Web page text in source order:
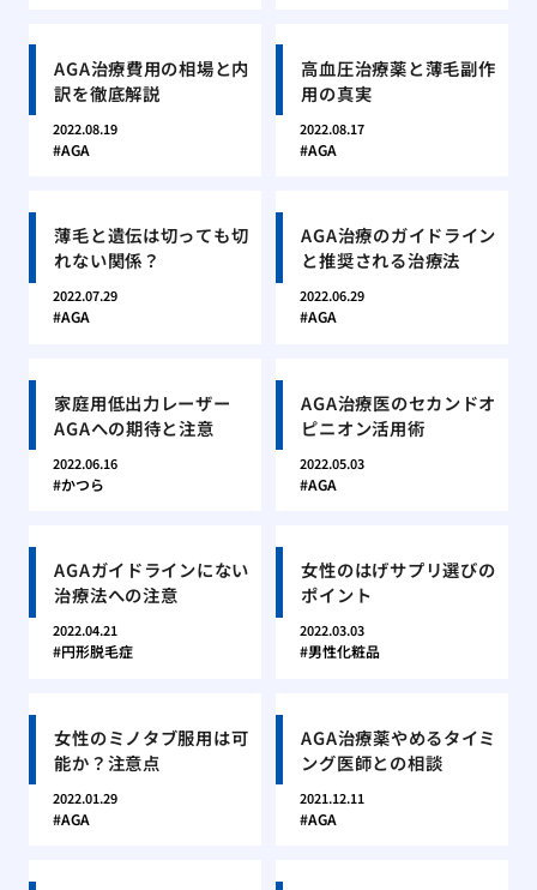
AGA治療費用の相場と内
訳を徹底解説
2022.08.19
AGA
高血圧治療薬と薄毛副作
用の真実
2022.08.17
AGA
薄毛と遺伝は切っても切
れない関係？
2022.07.29
AGA
AGA治療のガイドライン
と推奨される治療法
2022.06.29
AGA
家庭用低出力レーザー
AGAへの期待と注意
2022.06.16
かつら
AGA治療医のセカンドオ
ピニオン活用術
2022.05.03
AGA
AGAガイドラインにない
治療法への注意
2022.04.21
円形脱毛症
女性のはげサプリ選びの
ポイント
2022.03.03
男性化粧品
女性のミノタブ服用は可
能か？注意点
2022.01.29
AGA
AGA治療薬やめるタイミ
ング医師との相談
2021.12.11
AGA